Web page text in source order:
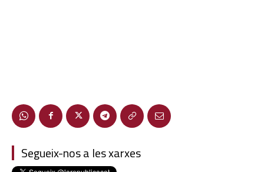
Segueix-nos a les xarxes